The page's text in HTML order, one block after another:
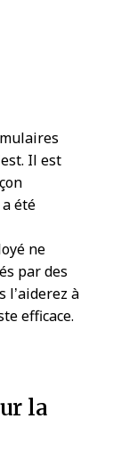
Il est
été
ne
par des
l’aiderez à
efficace.
la